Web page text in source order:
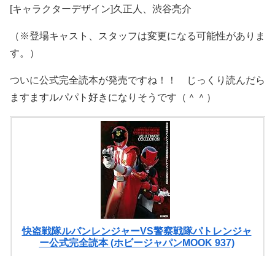
[キャラクターデザイン]久正人、渋谷亮介
（※登場キャスト、スタッフは変更になる可能性がありま
す。）
ついに公式完全読本が発売ですね！！ じっくり読んだら
ますますルパパト好きになりそうです（＾＾）
快盗戦隊ルパンレンジャーVS警察戦隊パトレンジャ
ー公式完全読本 (ホビージャパンMOOK 937)